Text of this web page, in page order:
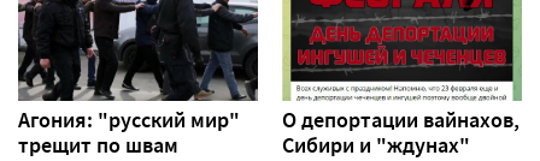
Агония: "русский мир"
трещит по швам
О депортации вайнахов,
Сибири и "ждунах"